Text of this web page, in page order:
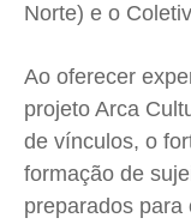
Norte) e o
Ao oferecer
projeto Arca
de vínculos, o
formação de
preparados para